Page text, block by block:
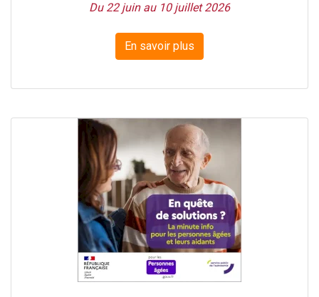
Du 22 juin au 10 juillet 2026
En savoir plus